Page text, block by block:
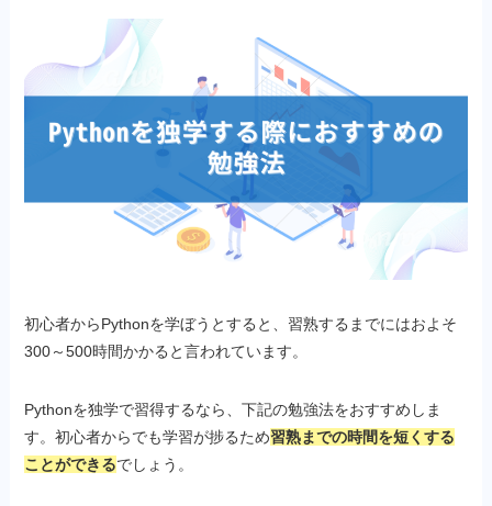
初心者からPythonを学ぼうとすると、習熟するまでにはおよそ
300～500時間かかると言われています。
Pythonを独学で習得するなら、下記の勉強法をおすすめしま
す。初心者からでも学習が捗るため習熟までの時間を短くする
ことができるでしょう。